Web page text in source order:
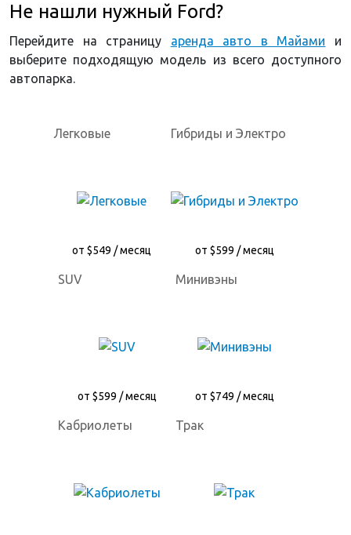
Не нашли нужный Ford?
Перейдите на страницу аренда авто в Майами и
выберите подходящую модель из всего доступного
автопарка.
Легковые
от $549 / месяц
Гибриды и Электро
от $599 / месяц
SUV
от $599 / месяц
Минивэны
от $749 / месяц
Кабриолеты Трак